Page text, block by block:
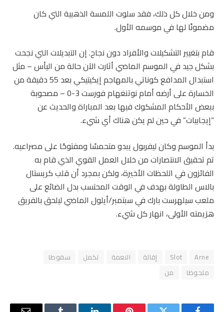
ومن خلال كل ذلك، فقد سلوت اللمسة الذهبية التي كان
مضمونًا لها في موسمه الأول.
قام بتغيير التشكيلات والأفراد دون نجاح. إن التبديلات التي نجحت
بشكل جيد في الموسم الماضي أثارت الآن حالة من اليأس – مثل
استبدال المدافع كوناتي بالمهاجم إيكيتيكي بعد 55 دقيقة من
الخسارة على أرضه أمام نوتنغهام فورست 3-0 – مصحوبة
ببعض الأحكام المشكوك فيها بعد المباراة والحديث عن
“إيجابيات” في حين لم يكن هناك أي شيء.
بدأ الموسم وكان ليفربول يبدو متحمسًا ومفتوحًا على مصراعيه.
تم تحقيق الانتصارات من خلال العمل القوي الذي قام به
الفائزون في اللحظات الأخيرة، ولكن بمجرد أن قلب كريستال
بالاس الطاولة بهدف في الوقت المحتسب بدل الضائع على
ملعب سيلهرست بارك في سبتمبر/أيلول الماضي ليلحق بالفريق
هزيمته الأولى، انهار كل شيء.
Arne
Slot إقالة النعمة تكمل
سقوطا
ملحوظا
من